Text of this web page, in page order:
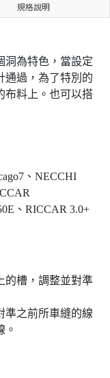
規格說明
洞為特色，當設定
通過，為了特別的
布料上。也可以搭
、NECCHI
、RICCAR 3.0+
的槽，調整並對準
準之前所車縫的線
。